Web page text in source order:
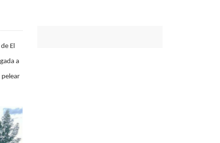
El
a
pelear